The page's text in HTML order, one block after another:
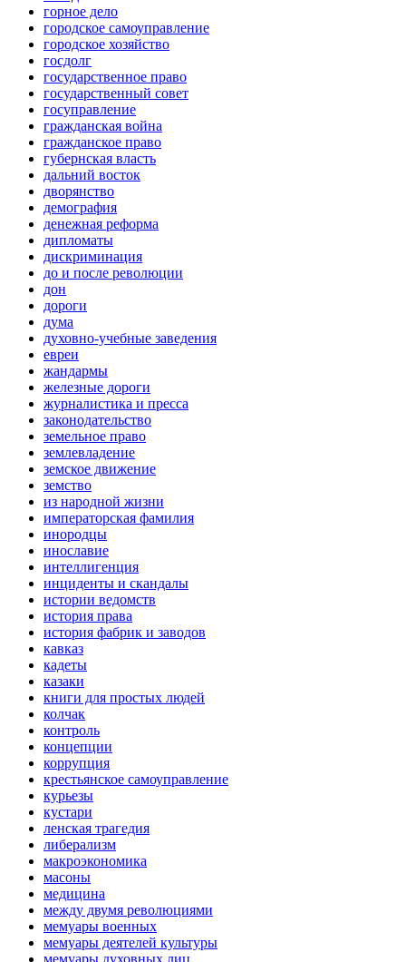
горное дело
городское самоуправление
городское хозяйство
госдолг
государственное право
государственный совет
госуправление
гражданская война
гражданское право
губернская власть
дальний восток
дворянство
демография
денежная реформа
дипломаты
дискриминация
до и после революции
дон
дороги
дума
духовно-учебные заведения
евреи
жандармы
железные дороги
журналистика и пресса
законодательство
земельное право
землевладение
земское движение
земство
из народной жизни
императорская фамилия
инородцы
инославие
интеллигенция
инциденты и скандалы
истории ведомств
история права
история фабрик и заводов
кавказ
кадеты
казаки
книги для простых людей
колчак
контроль
концепции
коррупция
крестьянское самоуправление
курьезы
кустари
ленская трагедия
либерализм
макроэкономика
масоны
медицина
между двумя революциями
мемуары военных
мемуары деятелей культуры